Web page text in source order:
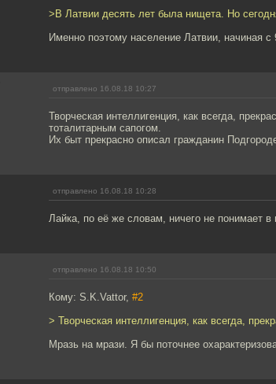
>В Латвии десять лет была нищета. Но
Именно поэтому население Латвии, начиная
отправлено 16.08.18 10:27
Творческая интеллигенция, как всегда,
тоталитарным сапогом.
Их быт прекрасно описал гражданин
отправлено 16.08.18 10:28
Лайка, по её же словам, ничего не понимает
отправлено 16.08.18 10:50
Кому: S.K.Vattor, #2
> Творческая интеллигенция, как всегда,
Мразь на мрази. Я бы поточнее